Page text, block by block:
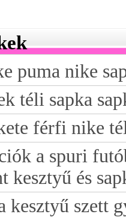
puma nike
téli sapka
férfi nike
a spuri
kesztyű és
kesztyű szett